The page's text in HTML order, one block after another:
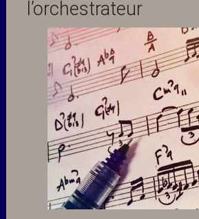
l’orchestrateur